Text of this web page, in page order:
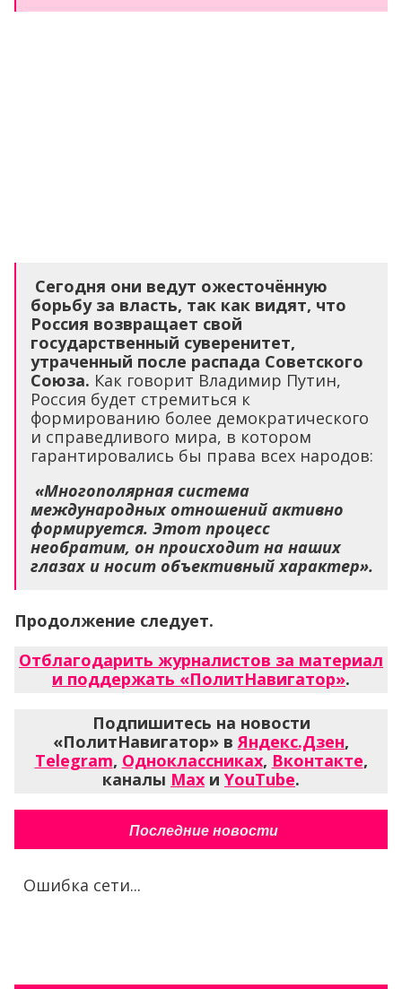
Сегодня они ведут ожесточённую
борьбу за власть, так как видят, что
Россия возвращает свой
государственный суверенитет,
утраченный после распада Советского
Союза. Как говорит Владимир Путин,
Россия будет стремиться к
формированию более демократического
и справедливого мира, в котором
гарантировались бы права всех народов:
«Многополярная система
международных отношений активно
формируется. Этот процесс
необратим, он происходит на наших
глазах и носит объективный характер».
Продолжение следует.
Отблагодарить журналистов за материал
и поддержать «ПолитНавигатор».
Подпишитесь на новости
«ПолитНавигатор» вЯндекс.Дзен,
Telegram, Одноклассниках, Вконтакте,
каналы Max и YouTube.
Последние новости
Ошибка сети...